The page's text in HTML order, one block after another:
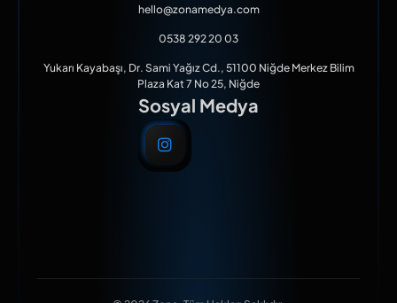
hello@zonamedya.com
0538 292 20 03
Yukarı Kayabaşı, Dr. Sami Yağız Cd., 51100 Niğde Merkez Bilim
Plaza Kat 7 No 25, Niğde
Sosyal Medya